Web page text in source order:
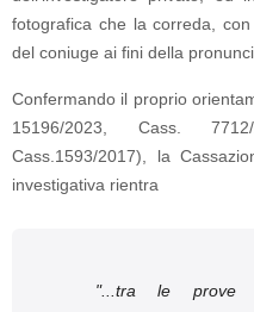
fotografica che la correda,
del coniuge ai fini della
Confermando il proprio
15196/2023, Cass.
Cass.1593/2017), la
investigativa rientra
"... tra le prove